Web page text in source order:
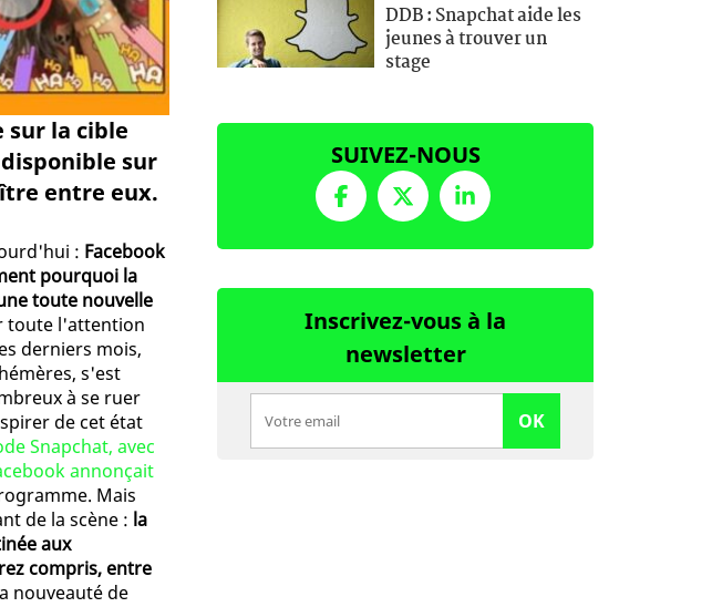
sur la cible
sur
entre eux.
: Facebook
pourquoi la
toute nouvelle
toute l'attention
derniers mois,
s'est
à se ruer
de cet état
Snapchat, avec
annonçait
Mais
de la scène : la
aux
compris, entre
nouveauté de
DDB : Snapchat aide les
jeunes à trouver un
stage
SUIVEZ-NOUS
Inscrivez-vous à la
newsletter
OK